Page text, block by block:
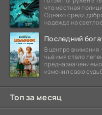
что местная
Однако среди
надежда на
Последний
В центре внимания
чьё имя стало
предназначением
изменил свою
Топ за месяц